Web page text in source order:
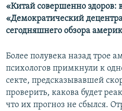
Все сайты РСЕ/РС
«Китай совершенно здоров:
«Демократический
сегодняшнего обзора
Более полувека назад трое
психологов примкнули к
секте, предсказывавшей
проверить, какова будет
что их прогноз не сбылся.